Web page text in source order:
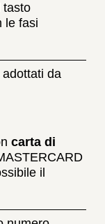
tasto
le fasi
da
carta di
il